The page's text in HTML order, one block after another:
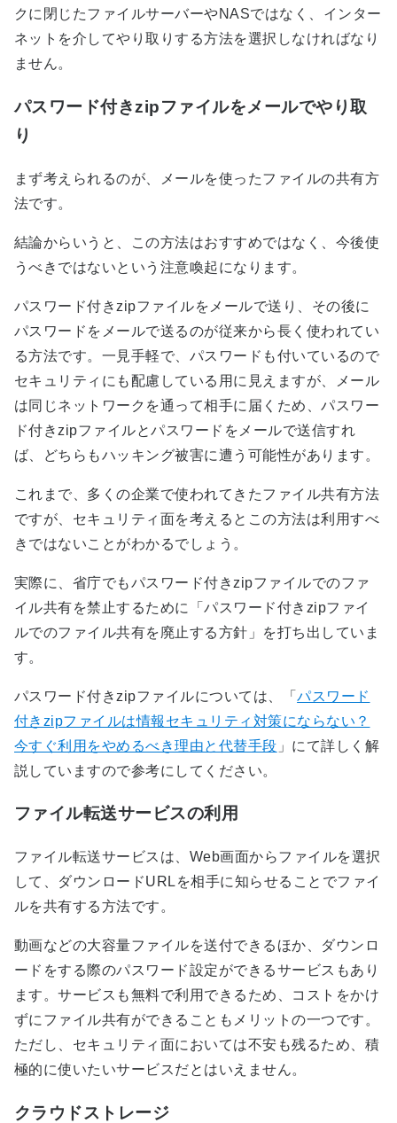
クに閉じたファイルサーバーやNASではなく、インター
ネットを介してやり取りする方法を選択しなければなり
ません。
パスワード付きzipファイルをメールでやり取
り
まず考えられるのが、メールを使ったファイルの共有方
法です。
結論からいうと、この方法はおすすめではなく、今後使
うべきではないという注意喚起になります。
パスワード付きzipファイルをメールで送り、その後に
パスワードをメールで送るのが従来から長く使われてい
る方法です。一見手軽で、パスワードも付いているので
セキュリティにも配慮している用に見えますが、メール
は同じネットワークを通って相手に届くため、パスワー
ド付きzipファイルとパスワードをメールで送信すれ
ば、どちらもハッキング被害に遭う可能性があります。
これまで、多くの企業で使われてきたファイル共有方法
ですが、セキュリティ面を考えるとこの方法は利用すべ
きではないことがわかるでしょう。
実際に、省庁でもパスワード付きzipファイルでのファ
イル共有を禁止するために「パスワード付きzipファイ
ルでのファイル共有を廃止する方針」を打ち出していま
す。
パスワード付きzipファイルについては、「パスワード
付きzipファイルは情報セキュリティ対策にならない？
今すぐ利用をやめるべき理由と代替手段 」にて詳しく解
説していますので参考にしてください。
ファイル転送サービスの利用
ファイル転送サービスは、Web画面からファイルを選択
して、ダウンロードURLを相手に知らせることでファイ
ルを共有する方法です。
動画などの大容量ファイルを送付できるほか、ダウンロ
ードをする際のパスワード設定ができるサービスもあり
ます。サービスも無料で利用できるため、コストをかけ
ずにファイル共有ができることもメリットの一つです。
ただし、セキュリティ面においては不安も残るため、積
極的に使いたいサービスだとはいえません。
クラウドストレージ